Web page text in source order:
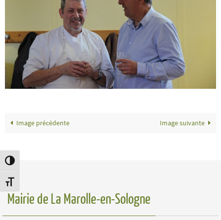
Passer en contraste élevé
Changer la taille de la police
Image précédente Image suivante
Mairie de La Marolle-en-Sologne